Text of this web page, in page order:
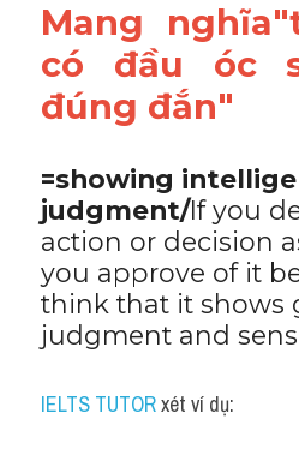
Từ vựng theo tiền tố
Task 1
Ngân hàng đề thi máy
Phân biệt từ
Report đề thi thật IELTS
Advice
IELTS Advice
Mang
có đầu óc
đúng đắn"
=showing
judgment/If you
action or decision
you approve of it
think that it shows
judgment and
IELTS TUTOR xét ví dụ: